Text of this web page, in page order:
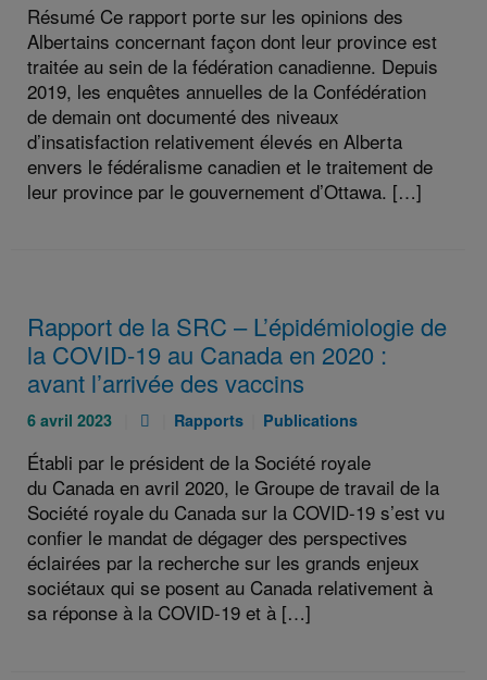
:
:
Résumé Ce rapport porte sur les opinions des
Albertains concernant façon dont leur province est
traitée au sein de la fédération canadienne. Depuis
2019, les enquêtes annuelles de la Confédération
de demain ont documenté des niveaux
d’insatisfaction relativement élevés en Alberta
envers le fédéralisme canadien et le traitement de
leur province par le gouvernement d’Ottawa. […]
Rapport de la SRC – L’épidémiologie de
la COVID-19 au Canada en 2020 :
avant l’arrivée des vaccins
Publié
:
6 avril 2023
Pièce
:
Catégories
Rapports
Catégories
Publications
Établi par le président de la Société royale
du Canada en avril 2020, le Groupe de travail de la
Société royale du Canada sur la COVID-19 s’est vu
confier le mandat de dégager des perspectives
éclairées par la recherche sur les grands enjeux
sociétaux qui se posent au Canada relativement à
sa réponse à la COVID-19 et à […]